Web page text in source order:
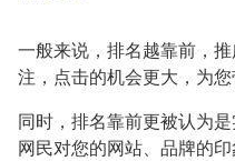
一般来说，排名越靠前，
注，点击的机会更大，为您
同时，排名靠前更被认为
网民对您的网站、品牌的印